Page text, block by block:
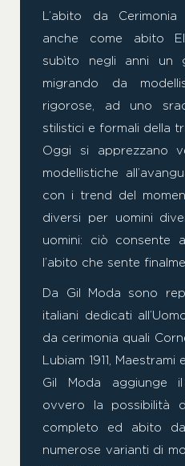
L’abito da
anche come abito
subìto negli anni un
migrando da
rigorose, ad uno
stilistici e formali della
Oggi si apprezzano
modellistiche
con i trend del
diversi per uomini
uomini: ciò consente
l’abito che sente
Da Gil Moda sono
italiani dedicati
da cerimonia quali
Lubiam 1911,
Gil Moda aggiunge
ovvero la possibilità
completo ed abito
numerose varianti di